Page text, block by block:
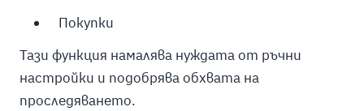
Покупки
Тази функция намалява нуждата от ръчни
настройки и подобрява обхвата на
проследяването.